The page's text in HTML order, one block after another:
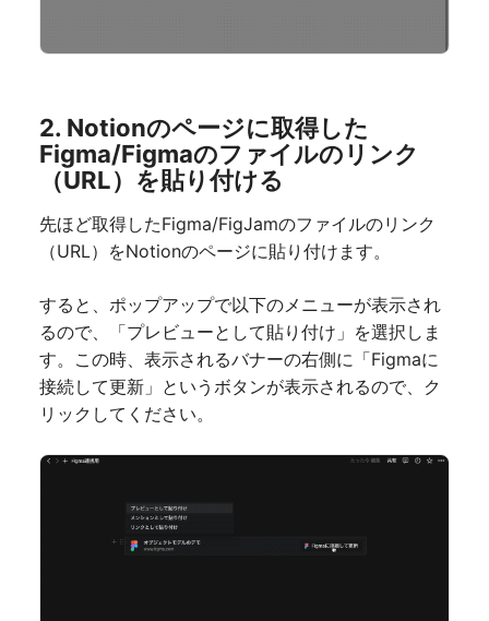
2. Notionのページに取得した
Figma/Figmaのファイルのリンク
（URL）を貼り付ける
先ほど取得したFigma/FigJamのファイルのリンク
（URL）をNotionのページに貼り付けます。
すると、ポップアップで以下のメニューが表示され
るので、「プレビューとして貼り付け」を選択しま
す。この時、表示されるバナーの右側に「Figmaに
接続して更新」というボタンが表示されるので、ク
リックしてください。